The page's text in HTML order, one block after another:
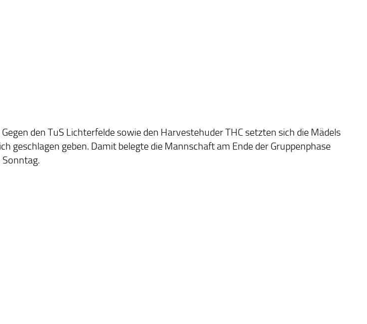
den TuS Lichterfelde sowie den Harvestehuder THC setzten sich die Mädels
geschlagen geben. Damit belegte die Mannschaft am Ende der Gruppenphase